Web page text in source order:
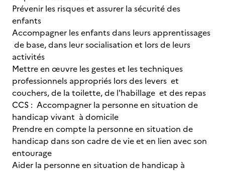
Prévenir les risques et assurer la sécurité des
enfants
Accompagner les enfants dans leurs apprentissages
de base, dans leur socialisation et lors de leurs
activités
Mettre en œuvre les gestes et les techniques
professionnels appropriés lors des levers et
couchers, de la toilette, de l'habillage et des repas
CCS : Accompagner la personne en situation de
handicap vivant à domicile
Prendre en compte la personne en situation de
handicap dans son cadre de vie et en lien avec son
entourage
Aider la personne en situation de handicap à